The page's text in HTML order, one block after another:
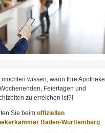
möchten wissen, wann Ihre Apotheke
Feiertagen und
zu erreichen ist?!
Sie beim offiziellen
Baden-Württemberg